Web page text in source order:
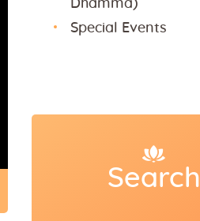
Dhamma)
Special Events
Search